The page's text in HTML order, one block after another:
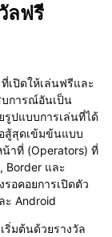
ลฟรี
เปิดให้เล่นฟรีและ
บการณ์อันเป็น
รูปแบบการเล่นที่ได้
สู้สุดเข้มข้นแบบ
น้าที่ (Operators) ที่
Border และ
อคอยการเปิดตัว
Android
ริ่มต้นด้วยรางวัล